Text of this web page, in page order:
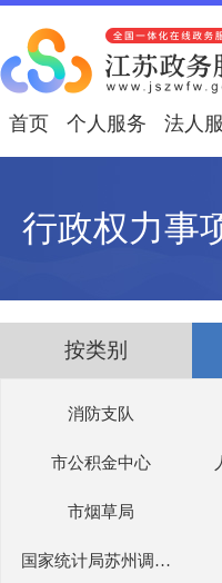
首页 个人服务 法人
行政权力事
按类别
消防支队
市公积金中心
市烟草局
国家统计局苏州调查队